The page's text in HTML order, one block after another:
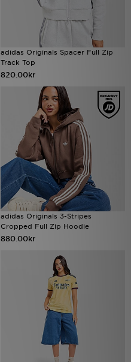
adidas Originals Spacer Full Zip
Track Top
820.00kr
adidas Originals 3-Stripes
Cropped Full Zip Hoodie
880.00kr